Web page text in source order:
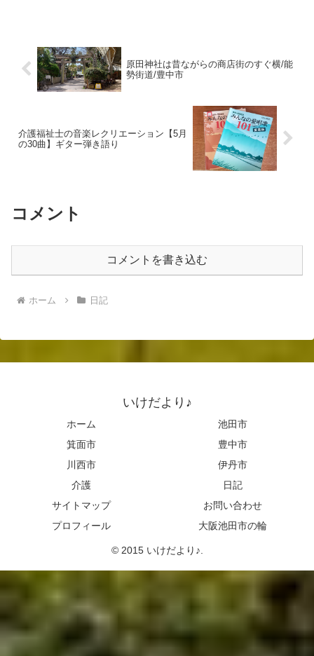
原田神社は昔ながらの商店街のすぐ横/能
勢街道/豊中市
介護福祉士の音楽レクリエーション【5月
の30曲】ギター弾き語り
コメント
コメントを書き込む
ホーム 日記
いけだより♪
ホーム
池田市
箕面市
豊中市
川西市
伊丹市
介護
日記
サイトマップ
お問い合わせ
プロフィール
大阪池田市の輪
© 2015 いけだより♪.